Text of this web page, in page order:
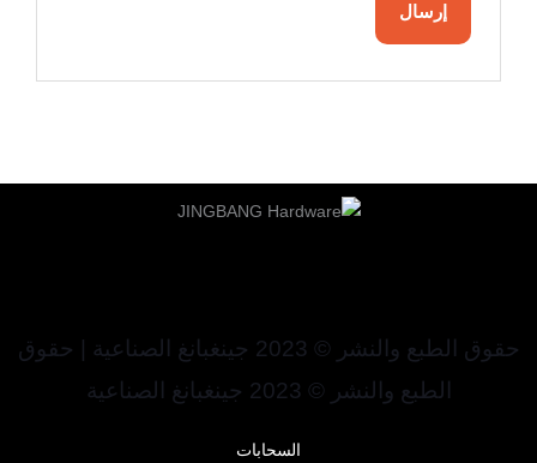
حقوق الطبع والنشر © 2023 جينغبانغ الصناعية | حقوق
الطبع والنشر © 2023 جينغبانغ الصناعية
السحابات